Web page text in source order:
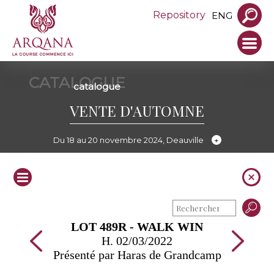
Repository ENG
CATALOGUE
catalogue
VENTE D'AUTOMNE
Du 18 au 20 novembre 2024, Deauville
LOT 489R - WALK WIN
H. 02/03/2022
Présenté par Haras de Grandcamp